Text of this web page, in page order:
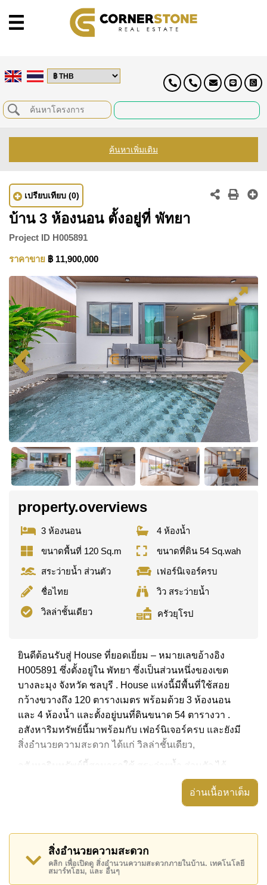
ค้นหาเพิ่มเติม
เปรียบเทียบ (0)
บ้าน 3 ห้องนอน ตั้งอยู่ที่ พัทยา
Project ID H005891
ราคาขาย ฿ 11,900,000
property.overviews
3 ห้องนอน
4 ห้องน้ำ
ขนาดพื้นที่ 120 Sq.m
ขนาดที่ดิน 54 Sq.wah
สระว่ายน้ำ ส่วนตัว
เฟอร์นิเจอร์ครบ
ชื่อไทย
วิว สระว่ายน้ำ
วิลล่าชั้นเดียว
ครัวยุโรป
ยินดีต้อนรับสู่ House ที่ยอดเยี่ยม – หมายเลขอ้างอิง
H005891 ซึ่งตั้งอยู่ใน พัทยา ซึ่งเป็นส่วนหนึ่งของเขต
บางละมุง จังหวัด ชลบุรี . House แห่งนี้มีพื้นที่ใช้สอย
กว้างขวางถึง 120 ตารางเมตร พร้อมด้วย 3 ห้องนอน
และ 4 ห้องน้ำ และตั้งอยู่บนที่ดินขนาด 54 ตารางวา .
อสังหาริมทรัพย์นี้มาพร้อมกับ เฟอร์นิเจอร์ครบ และยังมี
สิ่งอำนวยความสะดวก ได้แก่ วิลล่าชั้นเดียว,
อสังหาริมทรัพย์นี้สามารถใช้ สระว่ายน้ำ ส่วนตัว ได้
อสังหาริมทรัพย์นี้มีไว้สำหรับขายในราคา ฿ 11,900,000
ไทยโดยมี ค่าโอนคนละครึ่ง
ค้นพบโอกาสในการทำให้ที่อยู่อาศัยนี้เป็นบ้านในฝันของ
อ่านเนื้อหาเต็ม
สิ่งอำนวยความสะดวก
คลิก เพื่อเปิดดู สิ่งอำนวนความสะดวกภายในบ้าน. เทคโนโลยี
สมาร์ทโฮม, และ อื่นๆ